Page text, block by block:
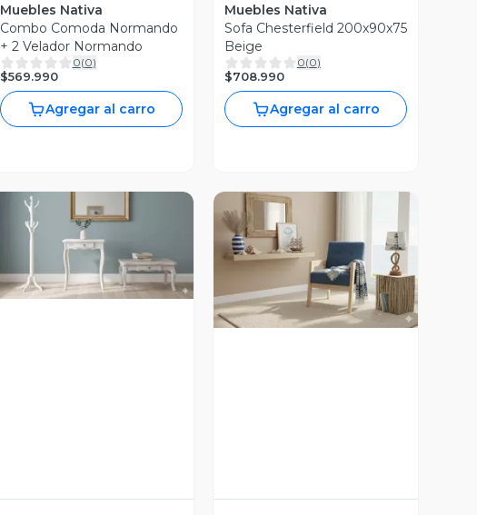
Muebles Nativa
Combo Comoda Normando
+ 2 Velador Normando
0(0)
$569.990
Agregar al carro
Muebles Nativa
Sofa Chesterfield 200x90x75
Beige
0(0)
$708.990
Agregar al carro
Vista Previa
Vista Previa